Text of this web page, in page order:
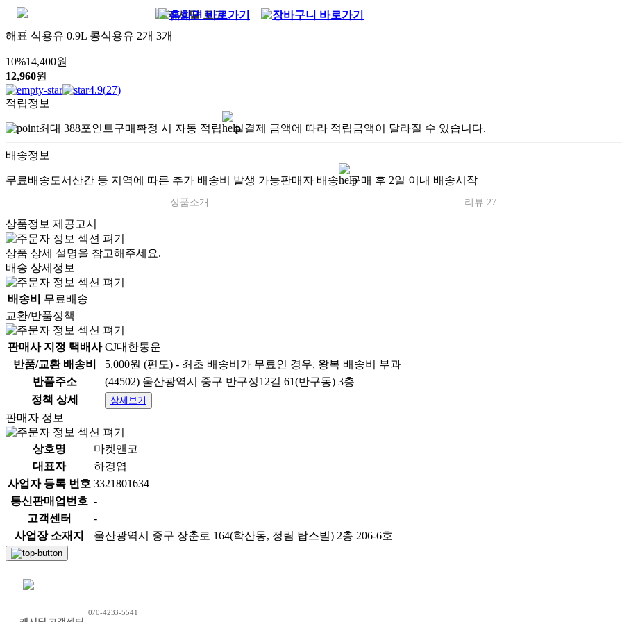
해표 식용유 0.9L 콩식용유 2개 3개
10%14,400원
12,960원
4.9(27)
적립정보
최대 388포인트구매확정 시 자동 적립 실결제 금액에 따라 적립금액이 달라질 수 있습니다.
배송정보
무료배송도서산간 등 지역에 따른 추가 배송비 발생 가능판매자 배송 구매 후 2일 이내 배송시작
상품소개 리뷰 27
상품정보 제공고시
상품 상세 설명을 참고해주세요.
배송 상세정보
배송비
무료배송
교환/반품정책
판매사 지정 택배사 CJ대한통운
반품/교환 배송비
5,000원 (편도) - 최초 배송비가 무료인 경우, 왕복 배송비 부과
반품주소
(44502) 울산광역시 중구 반구정12길 61(반구동) 3층
정책 상세
상세보기
판매자 정보
상호명
마켓앤코
대표자
하경엽
사업자 등록 번호 3321801634
통신판매업번호 -
고객센터
-
사업장 소재지
울산광역시 중구 장춘로 164(학산동, 정림 탑스빌) 2층 206-6호
070-4233-5541